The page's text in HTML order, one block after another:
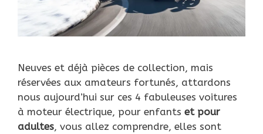
Neuves et déjà pièces de collection, mais
réservées aux amateurs fortunés, attardons
nous aujourd’hui sur ces 4 fabuleuses voitures
à moteur électrique, pour enfants et pour
adultes, vous allez comprendre, elles sont